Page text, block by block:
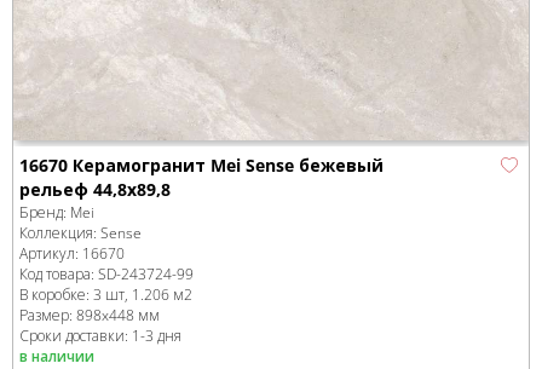
16670 Керамогранит Mei Sense бежевый
рельеф 44,8х89,8
Бренд: Mei
Коллекция: Sense
Артикул: 16670
Код товара: SD-243724-99
В коробке: 3 шт, 1.206 м2
Размер: 898x448 мм
Сроки доставки: 1-3 дня
в наличии